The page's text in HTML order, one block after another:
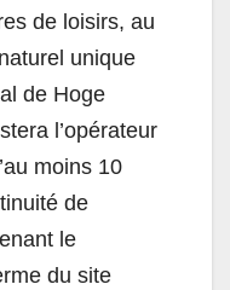
de loisirs, au
unique
de Hoge
l’opérateur
moins 10
de
le
du site